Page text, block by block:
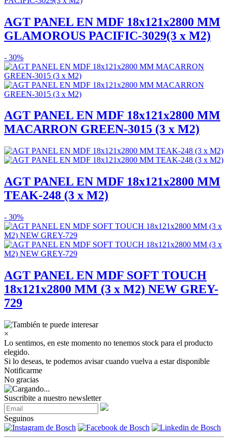
AGT PANEL EN MDF 18x121x2800 MM
GLAMOROUS PACIFIC-3029(3 x M2)
- 30%
AGT PANEL EN MDF 18x121x2800 MM
MACARRON GREEN-3015 (3 x M2)
AGT PANEL EN MDF 18x121x2800 MM
TEAK-248 (3 x M2)
- 30%
AGT PANEL EN MDF SOFT TOUCH
18x121x2800 MM (3 x M2) NEW GREY-
729
×
Lo sentimos, en este momento no tenemos stock para el producto
elegido.
Si lo deseas, te podemos avisar cuando vuelva a estar disponible
Notificarme
No gracias
Suscribite a nuestro newsletter
Seguinos